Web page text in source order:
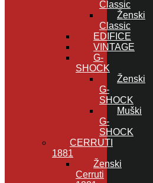
Classic
Ženski
Classic
EDIFICE
VINTAGE
G-
SHOCK
Ženski
G-
SHOCK
Muški
G-
SHOCK
CERRUTI
1881
Ženski
Cerruti